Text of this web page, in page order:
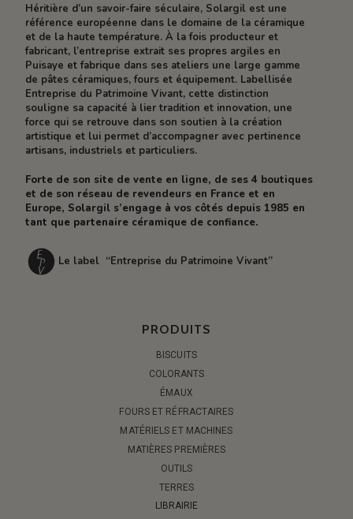
Héritière d’un savoir-faire séculaire, Solargil est une
référence européenne dans le domaine de la céramique
et de la haute température. À la fois producteur et
fabricant, l’entreprise extrait ses propres argiles en
Puisaye et fabrique dans ses ateliers une large gamme
de pâtes céramiques, fours et équipement. Labellisée
Entreprise du Patrimoine Vivant, cette distinction
souligne sa capacité à lier tradition et innovation, une
force qui se retrouve dans son soutien à la création
artistique et lui permet d’accompagner avec pertinence
artisans, industriels et particuliers.
Forte de son site de vente en ligne, de ses 4 boutiques
et de son réseau de revendeurs en France et en
Europe, Solargil s’engage à vos côtés depuis 1985 en
tant que partenaire céramique de confiance.
Le label “Entreprise du Patrimoine Vivant”
PRODUITS
BISCUITS
COLORANTS
ÉMAUX
FOURS ET RÉFRACTAIRES
MATÉRIELS ET MACHINES
MATIÈRES PREMIÈRES
OUTILS
TERRES
LIBRAIRIE